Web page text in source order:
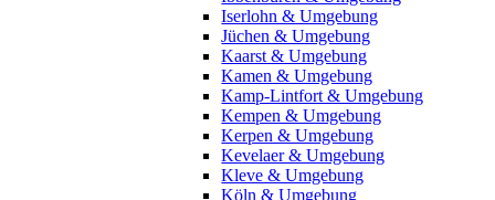
Iserlohn & Umgebung
Jüchen & Umgebung
Kaarst & Umgebung
Kamen & Umgebung
Kamp-Lintfort & Umgebung
Kempen & Umgebung
Kerpen & Umgebung
Kevelaer & Umgebung
Kleve & Umgebung
Köln & Umgebung